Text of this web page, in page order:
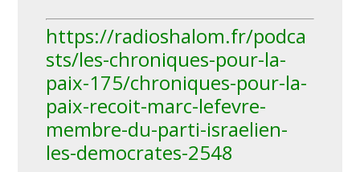
https://radioshalom.fr/podca
sts/les-chroniques-pour-la-
paix-175/chroniques-pour-la-
paix-recoit-marc-lefevre-
membre-du-parti-israelien-
les-democrates-2548